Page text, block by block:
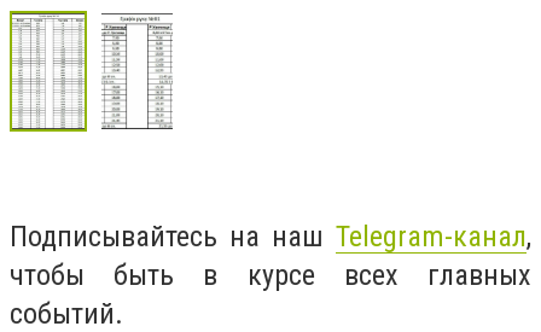
Подписывайтесь на наш Telegram-канал,
чтобы быть в курсе всех главных
событий.